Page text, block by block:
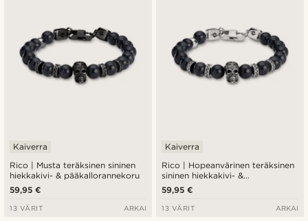
Rico | Musta teräksinen sininen
hiekkakivi- & pääkallorannekoru
Kaiverra
59,95 €
13 VÄRIT ARKAI
Rico | Hopeanvärinen teräksinen
sininen hiekkakivi- &
pääkallorannekoru
Kaiverra
59,95 €
13 VÄRIT ARKAI